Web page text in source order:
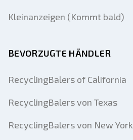
Kleinanzeigen (Kommt bald)
BEVORZUGTE HÄNDLER
RecyclingBalers of California
RecyclingBalers von Texas
RecyclingBalers von New York